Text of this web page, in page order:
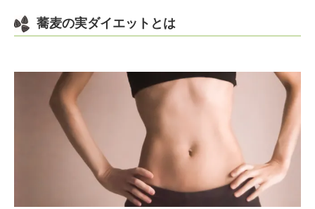
蕎麦の実ダイエットとは